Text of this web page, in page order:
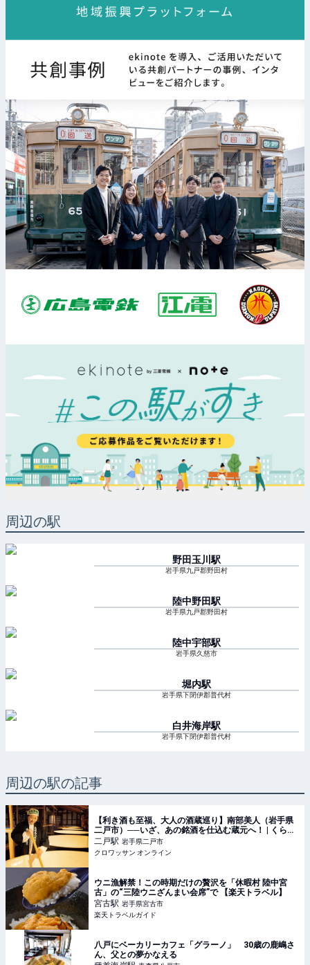
周辺の駅
野田玉川 駅
岩手県九戸郡野田村
陸中野田駅
岩手県九戸郡野田村
陸中宇部駅
岩手県久慈市
堀内駅
岩手県下閉伊郡普代村
白井海岸駅
岩手県下閉伊郡普代村
周辺の駅の記事
【利き酒も至福、大人の酒蔵巡り】南部美人（岩手県
二戸市）──いざ、あの銘酒を仕込む蔵元へ！ | くらし
| クロワッサン オンライン
二戸駅 岩手県二戸市
クロワッサン オンライン
ウニ漁解禁！この時期だけの贅沢を「休暇村 陸中宮
古」の“三陸ウニざんまい会席”で 【楽天トラベル】
宮古駅 岩手県宮古市
楽天トラベルガイド
八戸にベーカリーカフェ「グラーノ」 30歳の鹿嶋さ
ん、父との夢かなえる